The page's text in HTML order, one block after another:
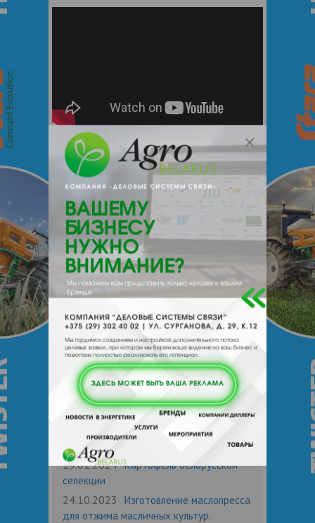
Дата публикации:29.05.2024 804
Поделиться:
Тэги: Картберг, масличные культуры рапс,
лен, соя, подсолнечник
Источник: agrobelarus.by
Компания: Картберг ЧПТУП
Новости по теме
02.03.2025 Компания "АлейПрод"
предлагает высококачественный
соевый жмых собственного
производства
Картофелесортировка
«Картберг» 640
19.01.2024 Картофель белорусской
селекции
24.10.2023
Изготовление маслопресса
для отжима масличных культур.